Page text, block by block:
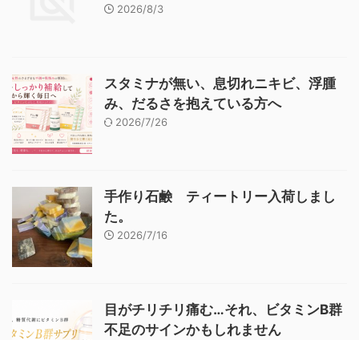
2026/8/3
スタミナが無い、息切れニキビ、浮腫
み、だるさを抱えている方へ
2026/7/26
手作り石鹸 ティートリー入荷しまし
た。
2026/7/16
目がチリチリ痛む…それ、ビタミンB群
不足のサインかもしれません